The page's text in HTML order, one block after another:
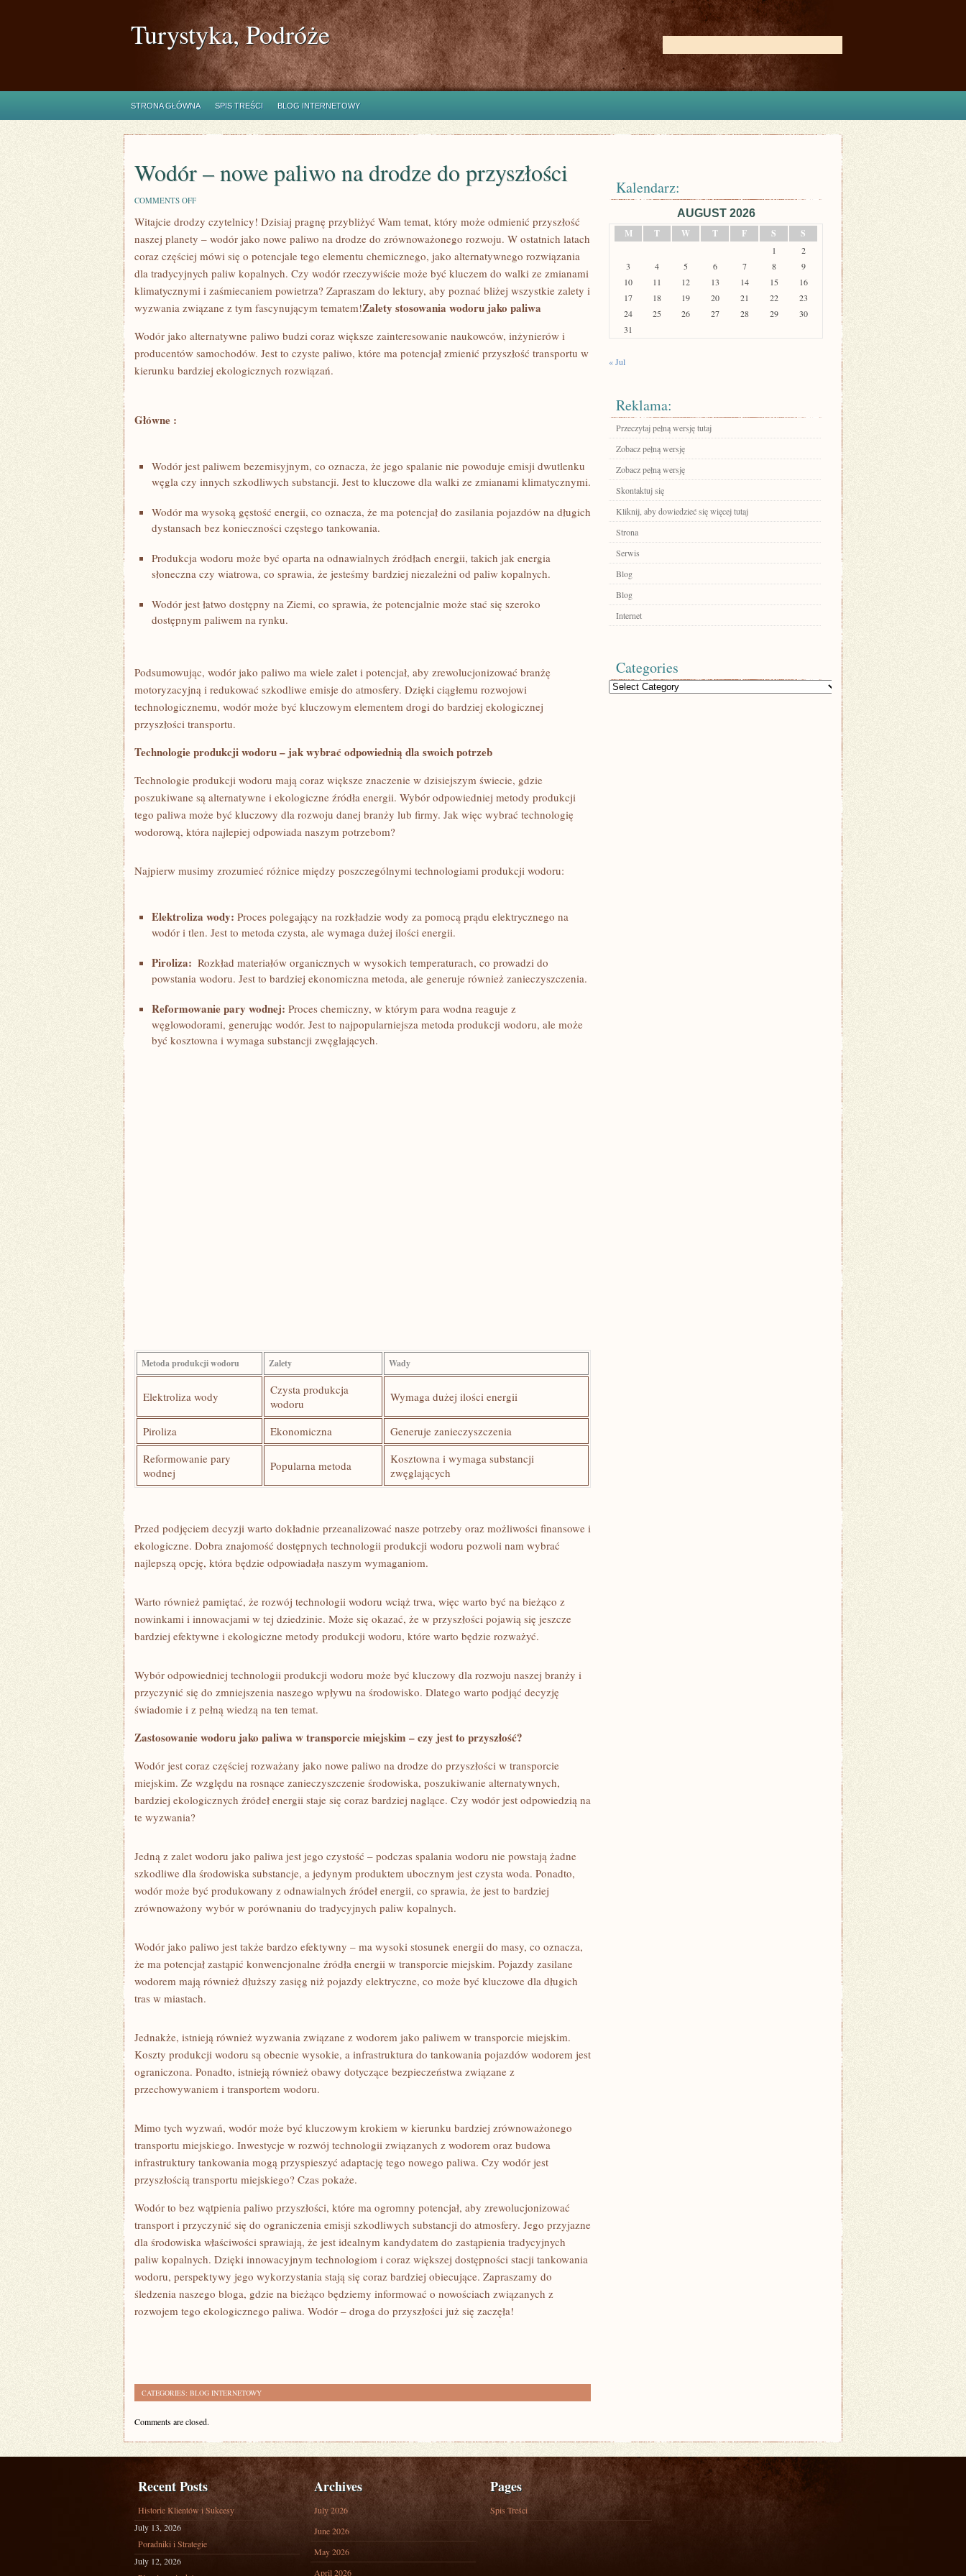
Turystyka, Podróże
STRONA GŁÓWNA SPIS TREŚCI BLOG INTERNETOWY
Wodór – nowe paliwo na drodze do przyszłości
COMMENTS OFFON
–
NOWE
PALIWO
NA
DRODZE
DO
PRZYSZŁOŚCI
Witajcie drodzy ⁤czytelnicy!​ Dzisiaj pragnę przybliżyć Wam temat, który może odmienić przyszłość
naszej planety – wodór⁢ jako‌ nowe paliwo na‍ drodze ⁢do zrównoważonego‌ rozwoju. W ostatnich latach
coraz częściej mówi się o ‌potencjale tego elementu chemicznego, jako ⁢alternatywnego rozwiązania
dla tradycyjnych paliw kopalnych. Czy wodór rzeczywiście może ​być kluczem do walki ze zmianami
klimatycznymi i ​zaśmiecaniem powietrza? Zapraszam do lektury, aby⁣ poznać bliżej wszystkie ‌zalety i
wyzwania związane z tym fascynującym tematem!Zalety stosowania wodoru jako paliwa
Wodór jako alternatywne paliwo budzi coraz⁤ większe zainteresowanie naukowców, inżynierów i
producentów samochodów.⁤ Jest to czyste paliwo, które ‌ma​ potencjał zmienić przyszłość transportu w
kierunku bardziej ekologicznych rozwiązań.
Główne :
Wodór jest paliwem bezemisyjnym,⁤ co oznacza,​ że jego spalanie nie powoduje emisji dwutlenku
węgla czy innych szkodliwych ‌substancji.⁢ Jest to‍ kluczowe dla walki ze⁢ zmianami klimatycznymi.
Wodór ma wysoką gęstość energii, ⁤co ​oznacza, ⁤że ma⁢ potencjał do zasilania pojazdów na⁣ długich
dystansach bez konieczności⁤ częstego tankowania.
Produkcja wodoru może być oparta na odnawialnych źródłach energii, ⁣takich jak ​energia
słoneczna ⁣czy wiatrowa, co sprawia, ⁣że jesteśmy bardziej niezależni od paliw kopalnych.
Wodór jest ​łatwo dostępny na Ziemi, co sprawia, że potencjalnie może‌ stać się‌ szeroko
dostępnym paliwem na ‌rynku.
Podsumowując, wodór jako paliwo ma wiele zalet ⁢i ⁤potencjał, aby zrewolucjonizować branżę
⁢motoryzacyjną i redukować ⁣szkodliwe ⁣emisje do atmosfery. Dzięki ciągłemu rozwojowi
technologicznemu, wodór może być kluczowym elementem ⁢drogi do bardziej ekologicznej
przyszłości ‍transportu.
Technologie produkcji wodoru – jak wybrać odpowiednią dla ⁢swoich potrzeb
Technologie ‍produkcji wodoru mają coraz ‍większe znaczenie ​w dzisiejszym świecie, gdzie
poszukiwane⁤ są alternatywne i ekologiczne źródła energii.‍ Wybór odpowiedniej metody produkcji
tego paliwa może być⁣ kluczowy dla rozwoju ‌danej branży lub firmy. Jak więc ⁢wybrać technologię
wodorową, która najlepiej odpowiada naszym potrzebom?
Najpierw musimy zrozumieć różnice​ między poszczególnymi technologiami produkcji wodoru:
Elektroliza wody: Proces polegający na rozkładzie ‍wody za pomocą prądu ‌elektrycznego na
wodór‌ i tlen. Jest‌ to metoda czysta, ale wymaga dużej⁤ ilości energii.
Piroliza: ‍ Rozkład materiałów ​organicznych w wysokich temperaturach, co prowadzi ‍do
powstania wodoru. ‍Jest to bardziej ekonomiczna⁣ metoda, ale generuje ⁤również zanieczyszczenia.
Reformowanie pary wodnej: Proces chemiczny, w którym para wodna reaguje z
węglowodorami, generując‍ wodór. Jest to najpopularniejsza metoda produkcji wodoru, ale ⁢może
być kosztowna i ⁤wymaga substancji zwęglających.
Metoda produkcji ​wodoru Zalety Wady
Elektroliza wody
Czysta produkcja
wodoru
Wymaga dużej ilości energii
Piroliza Ekonomiczna
Generuje ‍zanieczyszczenia
Reformowanie pary
wodnej
Popularna metoda
Kosztowna i wymaga substancji
zwęglających
Przed podjęciem decyzji warto dokładnie przeanalizować‌ nasze‌ potrzeby oraz możliwości finansowe⁢ i
ekologiczne. Dobra znajomość dostępnych technologii produkcji wodoru pozwoli nam ⁣wybrać
najlepszą opcję, która będzie odpowiadała naszym wymaganiom.
Warto również​ pamiętać, że rozwój technologii wodoru wciąż trwa, więc warto być na bieżąco z
⁤nowinkami i innowacjami w tej dziedzinie.⁤ Może się okazać, że w przyszłości pojawią się jeszcze
bardziej efektywne i ekologiczne metody produkcji ‍wodoru, które warto będzie⁢ rozważyć.
Wybór odpowiedniej technologii produkcji⁢ wodoru może być kluczowy dla rozwoju naszej ‍branży i
przyczynić się do zmniejszenia naszego wpływu na środowisko. Dlatego​ warto podjąć⁤ decyzję ​
świadomie i z pełną wiedzą na ‌ten temat.
Zastosowanie‍ wodoru jako paliwa w transporcie ⁢miejskim – czy ‌jest to przyszłość?
Wodór jest coraz częściej rozważany jako⁤ nowe​ paliwo na drodze do przyszłości w transporcie
miejskim. Ze względu ​na rosnące zanieczyszczenie środowiska, poszukiwanie ‌alternatywnych,
bardziej ekologicznych źródeł energii staje się coraz bardziej naglące. Czy​ wodór jest odpowiedzią na
te wyzwania?
Jedną z zalet‌ wodoru​ jako paliwa ‌jest jego czystość – podczas spalania wodoru nie⁢ powstają żadne
szkodliwe dla środowiska substancje, a ⁤jedynym produktem ubocznym jest czysta woda. Ponadto,
wodór może⁣ być produkowany z ⁢odnawialnych źródeł energii, ⁣co sprawia, że jest to bardziej
zrównoważony wybór w ⁣porównaniu ‍do tradycyjnych⁢ paliw kopalnych.
Wodór jako paliwo jest także bardzo efektywny – ma wysoki​ stosunek energii do masy,‍ co oznacza,​
że ma potencjał zastąpić konwencjonalne⁣ źródła energii ⁤w⁣ transporcie miejskim. Pojazdy zasilane
wodorem mają również ‌dłuższy zasięg ⁣niż pojazdy elektryczne, co może być kluczowe dla długich
tras w ⁤miastach.
Jednakże, istnieją również wyzwania związane z wodorem jako paliwem⁤ w transporcie⁤ miejskim.
Koszty produkcji wodoru są ⁣obecnie wysokie, a infrastruktura do tankowania pojazdów wodorem jest
ograniczona.⁢ Ponadto, istnieją również obawy dotyczące bezpieczeństwa związane z
przechowywaniem i transportem‌ wodoru.
Mimo tych wyzwań, wodór może być kluczowym krokiem w‌ kierunku⁤ bardziej⁣ zrównoważonego
transportu miejskiego. Inwestycje w rozwój technologii związanych z wodorem oraz ‍budowa
infrastruktury tankowania mogą przyspieszyć adaptację tego nowego paliwa. ‌Czy wodór jest
przyszłością transportu miejskiego? Czas pokaże.
Wodór to bez wątpienia paliwo przyszłości, które ma ogromny potencjał, aby zrewolucjonizować
transport ‌i ​przyczynić się​ do ograniczenia emisji szkodliwych substancji do atmosfery. Jego przyjazne
dla⁣ środowiska właściwości sprawiają, że jest idealnym kandydatem do zastąpienia tradycyjnych
paliw kopalnych. Dzięki‌ innowacyjnym technologiom i⁤ coraz większej dostępności stacji tankowania
wodoru, perspektywy jego wykorzystania stają‍ się coraz bardziej obiecujące. Zapraszamy do
śledzenia naszego bloga, gdzie na bieżąco będziemy informować o nowościach związanych z
⁤rozwojem tego ‍ekologicznego paliwa. Wodór – droga do przyszłości już się ‍zaczęła!
CATEGORIES: BLOG INTERNETOWY
Comments are closed.
Kalendarz:
AUGUST 2026
M
T W T F S S
1
2
3
4 5 6 7 8
9
10
11 12 13 14 15
16
17
18 19 20 21 22
23
24
25 26 27 28 29
30
31
« Jul
Reklama:
Przeczytaj pełną wersję tutaj
Zobacz pełną wersję
Zobacz pełną wersję
Skontaktuj się
Kliknij, aby dowiedzieć się więcej tutaj
Strona
Serwis
Blog
Blog
Internet
Categories
Categories
Recent Posts
Historie Klientów i Sukcesy
July 13, 2026
Poradniki i Strategie
July 12, 2026
Archives
July 2026
June 2026
May 2026
April 2026
Pages
Spis Treści